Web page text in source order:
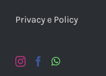
Privacy e Policy